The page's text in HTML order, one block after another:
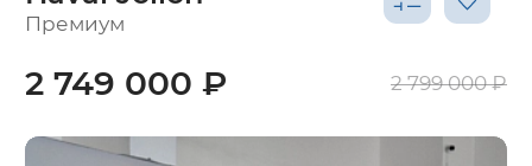
Премиум
2 749 000 ₽ 2 799 000 ₽